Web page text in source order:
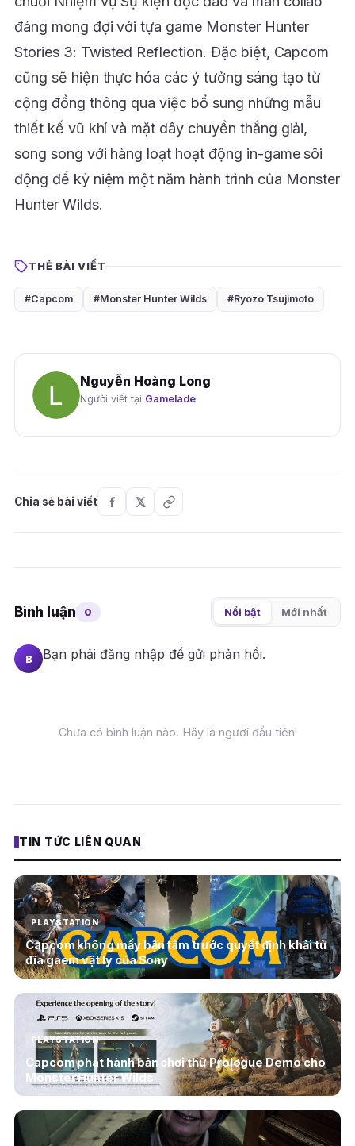
đáng mong đợi với tựa game Monster Hunter
Stories 3: Twisted Reflection. Đặc biệt, Capcom
cũng sẽ hiện thực hóa các ý tưởng sáng tạo từ
cộng đồng thông qua việc bổ sung những mẫu
thiết kế vũ khí và mặt dây chuyền thắng giải,
song song với hàng loạt hoạt động in-game sôi
động để kỷ niệm một năm hành trình của Monster
Hunter Wilds.
THẺ BÀI VIẾT
#Capcom #Monster Hunter Wilds #Ryozo Tsujimoto
Nguyễn Hoàng Long
Người viết tại Gamelade
Chia sẻ bài viết
Bình luận 0 Nổi bật Mới nhất
B Bạn phải đăng nhập để gửi phản hồi.
Chưa có bình luận nào. Hãy là người đầu tiên!
TIN TỨC LIÊN QUAN
PLAYSTATION
Capcom không mấy bận tâm trước quyết định khải tử
đĩa gaem vật lý của Sony
PLAYSTATION
Capcom phát hành bản chơi thử Prologue Demo cho
Monster Hunter Wilds